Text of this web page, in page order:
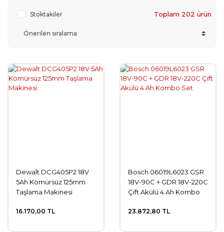
Stoktakiler Toplam 202 ürün
Dewalt DCG405P2 18V
5Ah Kömürsüz 125mm
Taşlama Makinesi
16.170,00 TL
Bosch 06019L6023 GSR
18V-90C + GDR 18V-220C
Çift Akülü 4 Ah Kombo
23.872,80 TL